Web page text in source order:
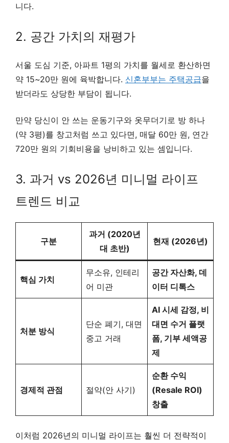
니다.
2. 공간 가치의 재평가
서울 도심 기준, 아파트 1평의 가치를 월세로 환산하면
약 15~20만 원에 육박합니다. 신혼부부는 주택공급을
받더라도 상당한 부담이 됩니다.
만약 당신이 안 쓰는 운동기구와 옷무더기로 방 하나
(약 3평)를 창고처럼 쓰고 있다면, 매달 60만 원, 연간
720만 원의 기회비용을 낭비하고 있는 셈입니다.
3. 과거 vs 2026년 미니멀 라이프
트렌드 비교
구분
과거 (2020년
대 초반)
현재 (2026년)
핵심 가치
무소유, 인테리
어 미관
공간 자산화, 데
이터 디톡스
처분 방식
단순 폐기, 대면
중고 거래
AI 시세 감정, 비
대면 수거 플랫
폼, 기부 세액공
제
경제적 관점 절약(안 사기)
순환 수익
(Resale ROI)
창출
이처럼 2026년의 미니멀 라이프는 훨씬 더 전략적이